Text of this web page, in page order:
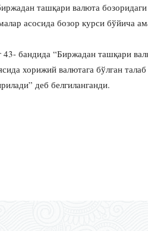
ташқари валюта
асосида бозор курси бўйича
бандида “Биржадан ташқари
хорижий валютага бўлган
деб белгиланганди.